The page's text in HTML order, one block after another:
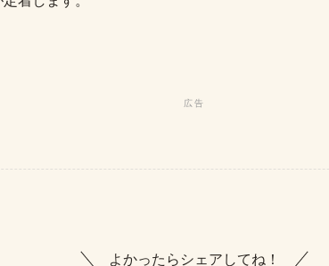
よかったらシェアしてね！